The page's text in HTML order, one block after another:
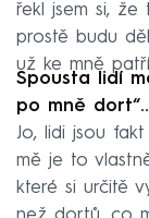
řekl jsem si,
prostě budu
už ke mně
Spousta lidí
po mně
Jo, lidi jsou
mě je to
které si určitě